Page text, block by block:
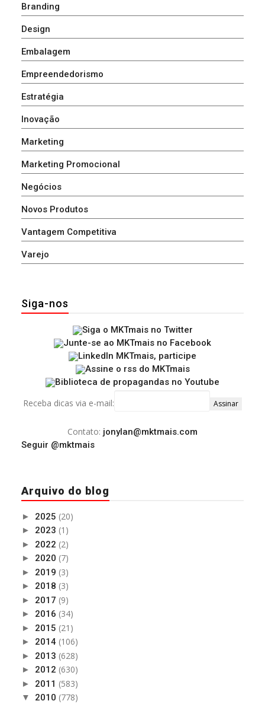
Branding
Design
Embalagem
Empreendedorismo
Estratégia
Inovação
Marketing
Marketing Promocional
Negócios
Novos Produtos
Vantagem Competitiva
Varejo
Siga-nos
Receba dicas via e-mail:
Contato: jonylan@mktmais.com
Seguir @mktmais
Arquivo do blog
► 2025 (20)
► 2023 (1)
► 2022 (2)
► 2020 (7)
► 2019 (3)
► 2018 (3)
► 2017 (9)
► 2016 (34)
► 2015 (21)
► 2014 (106)
► 2013 (628)
► 2012 (630)
► 2011 (583)
▼ 2010 (778)